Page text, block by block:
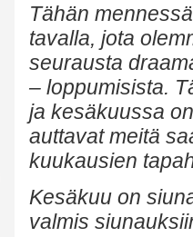
Tähän
tavalla, jota
seurausta
– loppumisista.
ja kesäkuussa
auttavat meitä
kuukausien
Kesäkuu on
valmis